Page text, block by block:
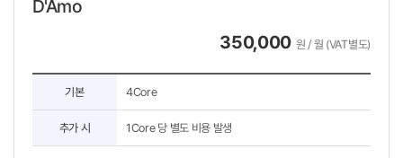
D'Amo
350,000 원 / 월 (VAT별도)
기본 4Core
추가 시 1Core 당 별도 비용 발생